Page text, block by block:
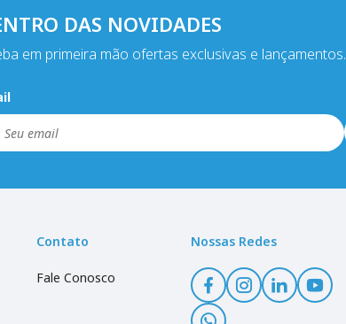
DAS NOVIDADES
em primeira mão ofertas exclusivas e lançamentos.
Contato
Fale Conosco
Nossas Redes